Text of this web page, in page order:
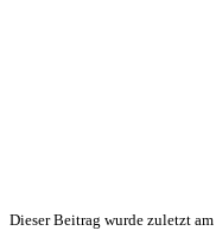
Dieser Beitrag wurde zuletzt